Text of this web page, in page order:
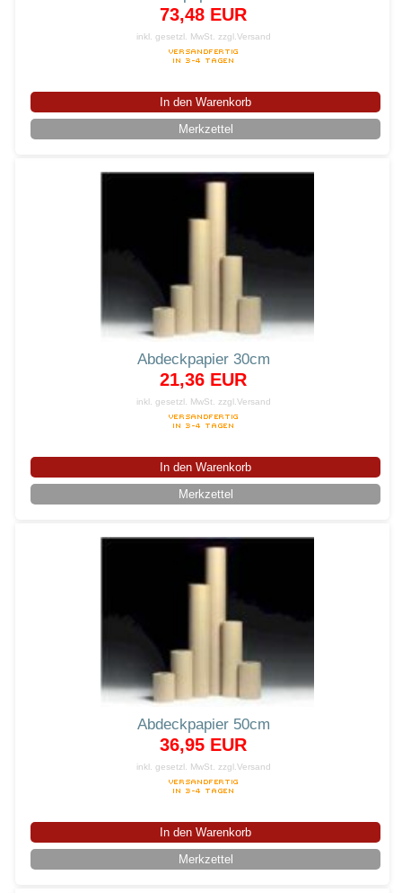
73,48 EUR
inkl. gesetzl. MwSt. zzgl.Versand
In den Warenkorb
Merkzettel
Abdeckpapier 30cm
21,36 EUR
inkl. gesetzl. MwSt. zzgl.Versand
In den Warenkorb
Merkzettel
Abdeckpapier 50cm
36,95 EUR
inkl. gesetzl. MwSt. zzgl.Versand
In den Warenkorb
Merkzettel